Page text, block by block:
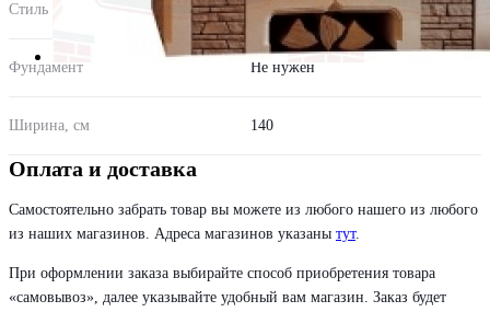
Стиль Кантри
Фундамент Не нужен
Ширина, см 140
Оплата и доставка
Самостоятельно забрать товар вы можете из любого нашего из любого
из наших магазинов. Адреса магазинов указаны тут.
При оформлении заказа выбирайте способ приобретения товара
«самовывоз», далее указывайте удобный вам магазин. Заказ будет